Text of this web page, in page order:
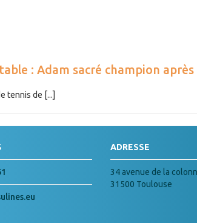
: Adam sacré champion
tennis de [...]
ADRESSE
34 avenue de la
31500 Toulouse